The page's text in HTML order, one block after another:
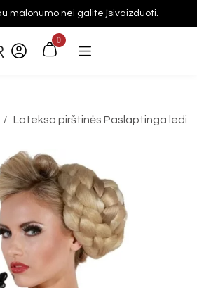
malonumo nei galite įsivaizduoti.
0
/ Latekso pirštinės Paslaptinga ledi